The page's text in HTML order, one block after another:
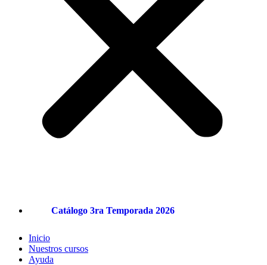
Catálogo 3ra Temporada 2026
Inicio
Nuestros cursos
Ayuda